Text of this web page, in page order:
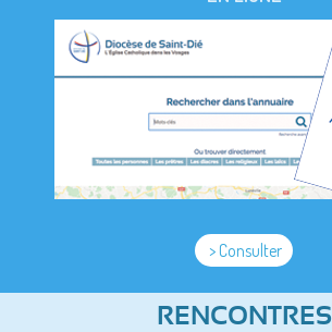
> Consulter
RENCONTRES